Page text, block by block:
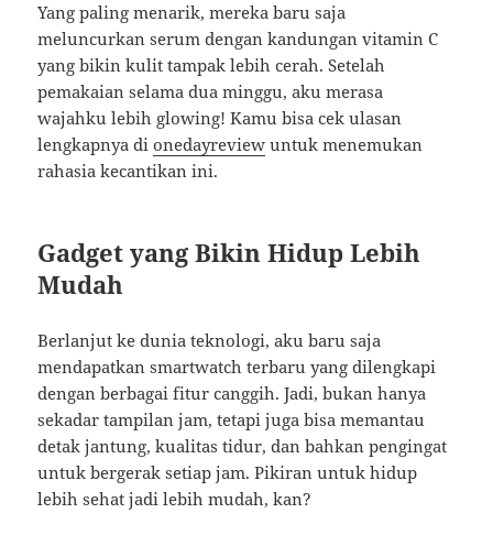
Yang paling menarik, mereka baru saja
meluncurkan serum dengan kandungan vitamin C
yang bikin kulit tampak lebih cerah. Setelah
pemakaian selama dua minggu, aku merasa
wajahku lebih glowing! Kamu bisa cek ulasan
lengkapnya dionedayreview untuk menemukan
rahasia kecantikan ini.
Gadget yang Bikin Hidup Lebih
Mudah
Berlanjut ke dunia teknologi, aku baru saja
mendapatkan smartwatch terbaru yang dilengkapi
dengan berbagai fitur canggih. Jadi, bukan hanya
sekadar tampilan jam, tetapi juga bisa memantau
detak jantung, kualitas tidur, dan bahkan pengingat
untuk bergerak setiap jam. Pikiran untuk hidup
lebih sehat jadi lebih mudah, kan?